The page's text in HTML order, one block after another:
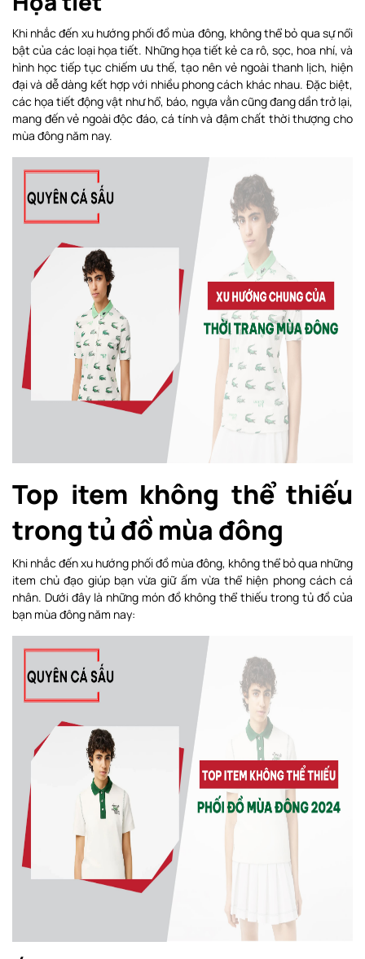
Khi nhắc đến xu hướng phối đồ mùa đông, không thể bỏ qua sự nổi
bật của các loại họa tiết. Những họa tiết kẻ ca rô, sọc, hoa nhí, và
hình học tiếp tục chiếm ưu thế, tạo nên vẻ ngoài thanh lịch, hiện
đại và dễ dàng kết hợp với nhiều phong cách khác nhau. Đặc biệt,
các họa tiết động vật như hổ, báo, ngựa vằn cũng đang dần trở lại,
mang đến vẻ ngoài độc đáo, cá tính và đậm chất thời thượng cho
mùa đông năm nay.
Top item không thể thiếu
trong tủ đồ mùa đông
Khi nhắc đến xu hướng phối đồ mùa đông, không thể bỏ qua những
item chủ đạo giúp bạn vừa giữ ấm vừa thể hiện phong cách cá
nhân. Dưới đây là những món đồ không thể thiếu trong tủ đồ của
bạn mùa đông năm nay: